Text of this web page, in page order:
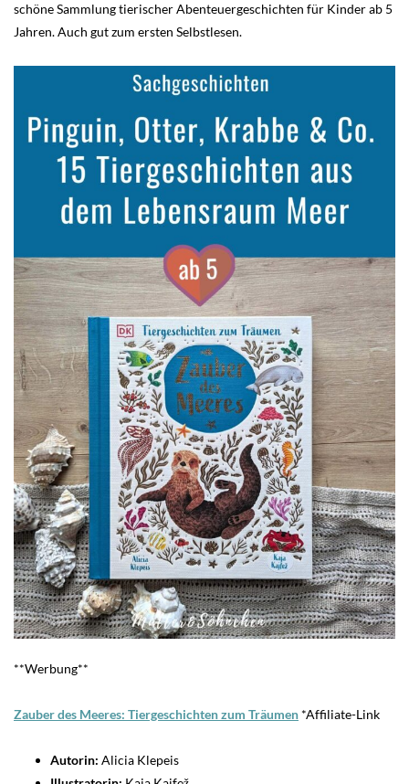
schöne Sammlung tierischer Abenteuergeschichten für Kinder ab 5
Jahren. Auch gut zum ersten Selbstlesen.
**Werbung**
Zauber des Meeres: Tiergeschichten zum Träumen *Affiliate-Link
Autorin: Alicia Klepeis